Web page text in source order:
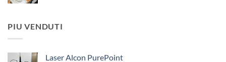
PIU VENDUTI
Laser Alcon PurePoint